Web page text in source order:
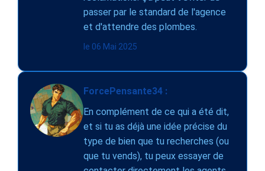
passer par le standard de l'agence
et d'attendre des plombes.
le 06 Mai 2025
ForcePensante34 :
En complément de ce qui a été dit,
et si tu as déjà une idée précise du
type de bien que tu recherches (ou
que tu vends), tu peux essayer de